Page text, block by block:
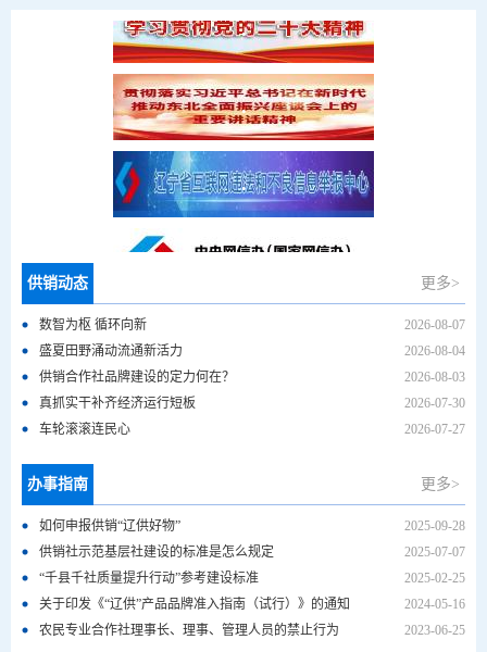
.
.
.
.
供销动态 更多>
数智为枢 循环向新
2026-08-07
盛夏田野涌动流通新活力
2026-08-04
供销合作社品牌建设的定力何在？
2026-08-03
真抓实干补齐经济运行短板
2026-07-30
车轮滚滚连民心
2026-07-27
办事指南 更多>
如何申报供销“辽供好物”
2025-09-28
供销社示范基层社建设的标准是怎么规定
2025-07-07
“千县千社质量提升行动”参考建设标准
2025-02-25
关于印发《“辽供”产品品牌准入指南（试行）》的通知
2024-05-16
农民专业合作社理事长、理事、管理人员的禁止行为
2023-06-25